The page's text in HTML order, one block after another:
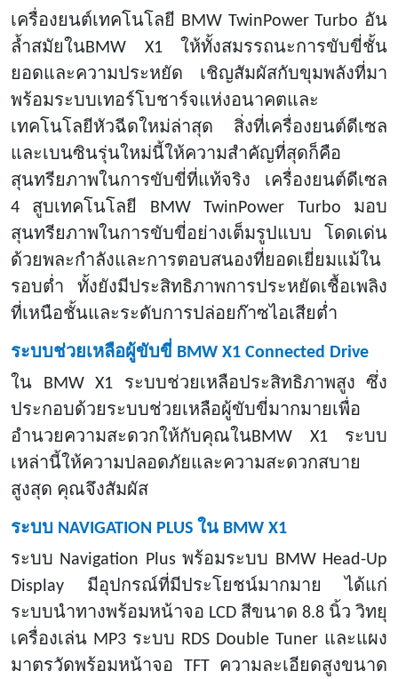
เครื่องยนต์เทคโนโลยี BMW TwinPower Turbo อัน
ล้ำสมัยในBMW X1 ให้ทั้งสมรรถนะการขับขี่ชั้น
ยอดและความประหยัด เชิญสัมผัสกับขุมพลังที่มา
พร้อมระบบเทอร์โบชาร์จแห่งอนาคตและ
เทคโนโลยีหัวฉีดใหม่ล่าสุด สิ่งที่เครื่องยนต์ดีเซล
และเบนซินรุ่นใหม่นี้ให้ความสำคัญที่สุดก็คือ
สุนทรียภาพในการขับขี่ที่แท้จริง
เครื่องยนต์ดีเซล
4 สูบเทคโนโลยี BMW TwinPower Turbo มอบ
สุนทรียภาพในการขับขี่อย่างเต็มรูปแบบ โดดเด่น
ด้วยพละกำลังและการตอบสนองที่ยอดเยี่ยมแม้ใน
รอบต่ำ ทั้งยังมีประสิทธิภาพการประหยัดเชื้อเพลิง
ที่เหนือชั้นและระดับการปล่อยก๊าซไอเสียต่ำ
ระบบช่วยเหลือผู้ขับขี่ BMW X1 Connected Drive
ใน
BMW X1 ระบบช่วยเหลือประสิทธิภาพสูง ซึ่ง
ประกอบด้วยระบบช่วยเหลือผู้ขับขี่มากมายเพื่อ
อำนวยความสะดวกให้กับคุณในBMW X1 ระบบ
เหล่านี้ให้ความปลอดภัยและความสะดวกสบาย
สูงสุด คุณจึงสัมผัส
ระบบ NAVIGATION PLUS ใน BMW X1
ระบบ Navigation Plus พร้อมระบบ BMW Head-Up
Display มีอุปกรณ์ที่มีประโยชน์มากมาย ได้แก่
ระบบนำทางพร้อมหน้าจอ LCD สีขนาด 8.8 นิ้ว วิทยุ
เครื่องเล่น MP3 ระบบ RDS Double Tuner และแผง
มาตรวัดพร้อมหน้าจอ TFT ความละเอียดสูงขนาด